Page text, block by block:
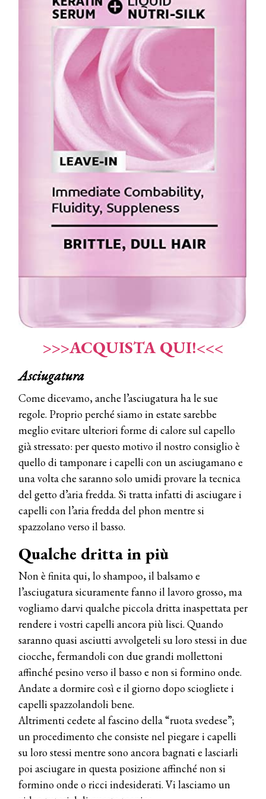
>>>ACQUISTA QUI!<<<
Asciugatura
Come dicevamo, anche l’asciugatura ha le sue
regole. Proprio perché siamo in estate sarebbe
meglio evitare ulteriori forme di calore sul capello
già stressato: per questo motivo il nostro consiglio è
quello di tamponare i capelli con un asciugamano e
una volta che saranno solo umidi provare la tecnica
del getto d’aria fredda. Si tratta infatti di asciugare i
capelli con l’aria fredda del phon mentre si
spazzolano verso il basso.
Qualche dritta in più
Non è finita qui, lo shampoo, il balsamo e
l’asciugatura sicuramente fanno il lavoro grosso, ma
vogliamo darvi qualche piccola dritta inaspettata per
rendere i vostri capelli ancora più lisci. Quando
saranno quasi asciutti avvolgeteli su loro stessi in due
ciocche, fermandoli con due grandi mollettoni
affinché pesino verso il basso e non si formino onde.
Andate a dormire così e il giorno dopo sciogliete i
capelli spazzolandoli bene.
Altrimenti cedete al fascino della “ruota svedese”;
un procedimento che consiste nel piegare i capelli
su loro stessi mentre sono ancora bagnati e lasciarli
poi asciugare in questa posizione affinché non si
formino onde o ricci indesiderati. Vi lasciamo un
COSMOPROF WORLDWIDE BOLOGNA
Cosmprof Worldwide Bologna
presenta THE BEAUTY &
WELLNESS CONGRESS 2022: I
TEMI
DYSON
Dyson presenta la nuova collezione
pervinca e rosé per Natale
COTRIL
Continua la carrellata di look firmati
Cotril alla Festa del Cinema di Roma